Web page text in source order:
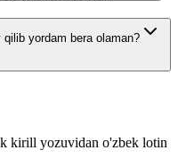
yordam bera olaman?
kirill yozuvidan o'zbek lotin